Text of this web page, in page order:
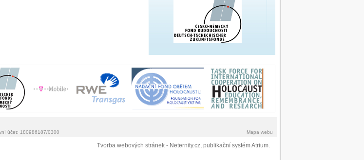
účet: 180986187/0300 Mapa webu
Tvorba webových stránek- Neternity.cz, publikační systém Atrium.